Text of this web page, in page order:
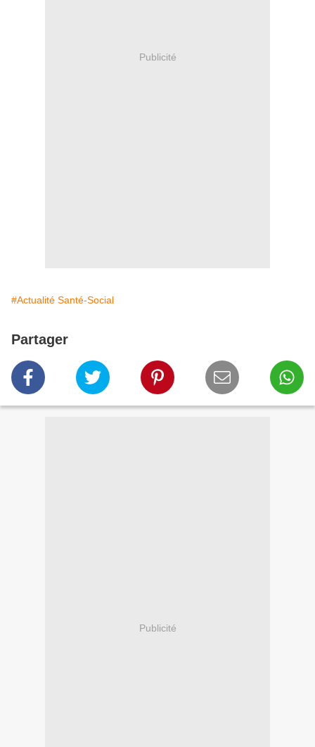
Publicité
#Actualité Santé-Social
Partager
Publicité